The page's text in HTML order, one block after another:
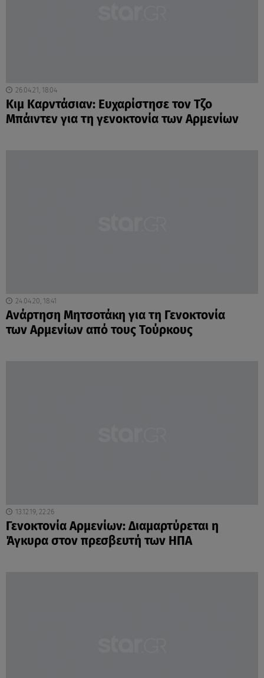
26.04.21, 18:04
Κιμ Καρντάσιαν: Ευχαρίστησε τον Τζο
Μπάιντεν για τη γενοκτονία των Αρμενίων
24.04.20, 18:41
Ανάρτηση Μητσοτάκη για τη Γενοκτονία
των Αρμενίων από τους Τούρκους
13.12.19, 22:26
Γενοκτονία Αρμενίων: Διαμαρτύρεται η
Άγκυρα στον πρεσβευτή των ΗΠΑ